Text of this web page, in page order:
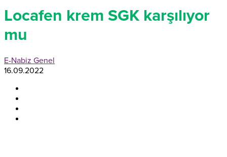
Locafen krem SGK karşılıyor
mu
E-Nabiz Genel
16.09.2022